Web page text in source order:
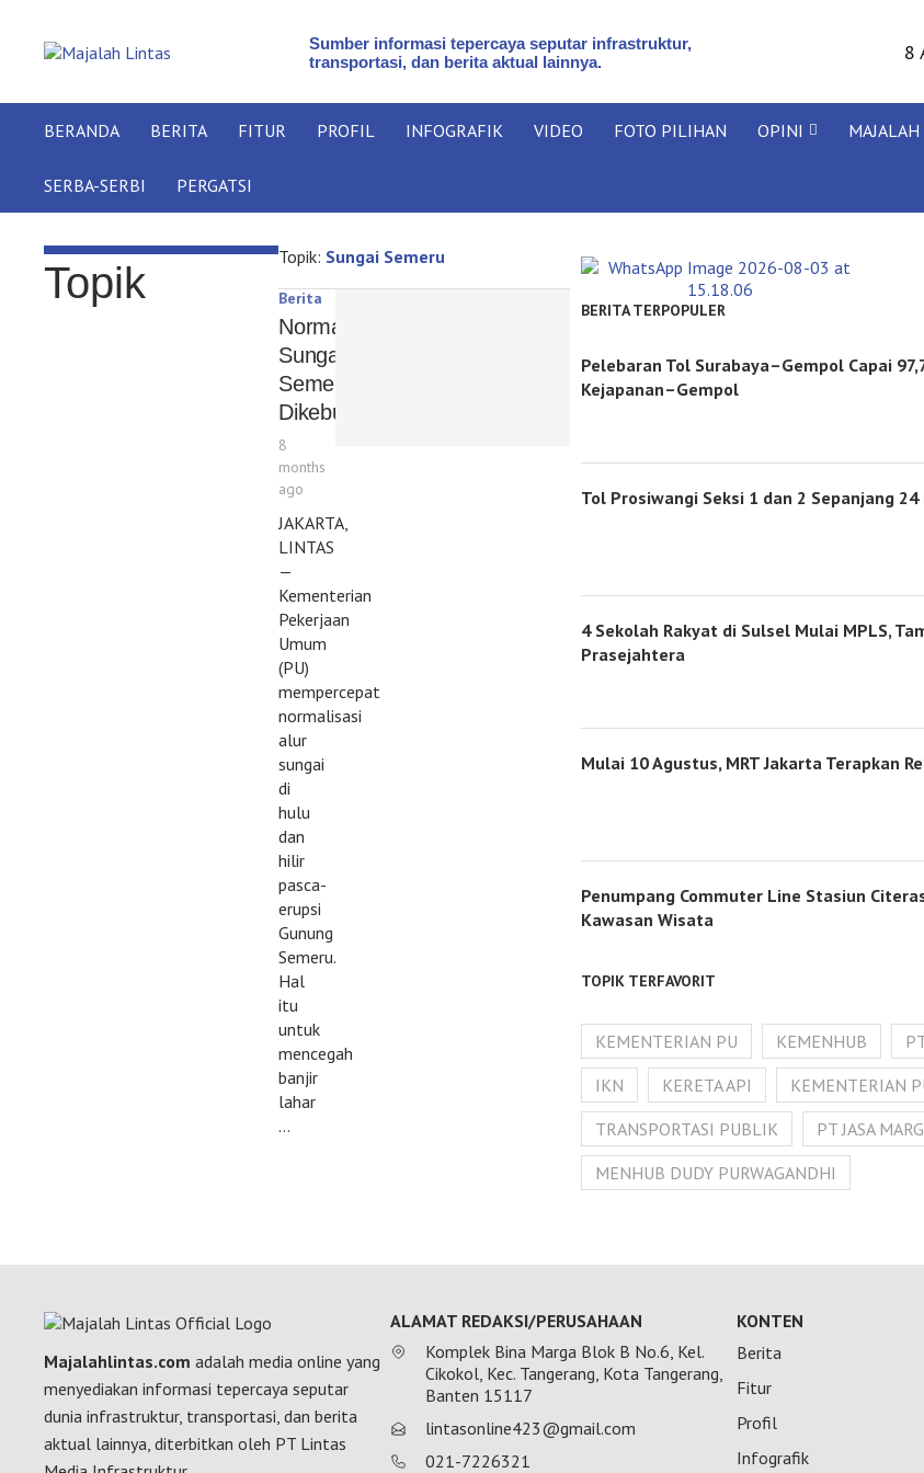
Sumber informasi tepercaya seputar infrastruktur,
transportasi, dan berita aktual lainnya.
8
BERANDA BERITA FITUR PROFIL INFOGRAFIK VIDEO FOTO PILIHAN OPINI MAJALAH
SERBA-SERBI PERGATSI
Topik
Topik: Sungai Semeru
Berita
Normalisasi
Sungai
Semeru
Dikebut
8
months
ago
JAKARTA,
LINTAS
—
Kementerian
Pekerjaan
Umum
(PU)
mempercepat
normalisasi
alur
sungai
di
hulu
dan
hilir
pasca-
erupsi
Gunung
Semeru.
Hal
itu
untuk
mencegah
banjir
lahar
…
BERITA TERPOPULER
Pelebaran Tol Surabaya–Gempol Capai
Kejapanan–Gempol
Tol Prosiwangi Seksi 1 dan 2 Sepanjang
4 Sekolah Rakyat di Sulsel Mulai MPLS,
Prasejahtera
Mulai 10 Agustus, MRT Jakarta Terapkan
Penumpang Commuter Line Stasiun
Kawasan Wisata
TOPIK TERFAVORIT
KEMENTERIAN PU KEMENHUB
IKN
KERETA API KEMENTERIAN
TRANSPORTASI PUBLIK
PT JASA
MENHUB DUDY PURWAGANDHI
Majalahlintas.com adalah media online yang
menyediakan informasi tepercaya seputar
dunia infrastruktur, transportasi, dan berita
aktual lainnya, diterbitkan oleh PT Lintas
ALAMAT REDAKSI/PERUSAHAAN
Komplek Bina Marga Blok B No.6, Kel.
Cikokol, Kec. Tangerang, Kota Tangerang,
Banten 15117
lintasonline423@gmail.com
021-7226321
KONTEN
Berita
Fitur
Profil
Infografik